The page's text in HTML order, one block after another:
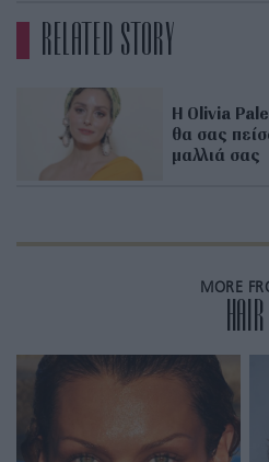
RELATED STORY
Η Olivia
θα σας
μαλλιά σας
MORE
HAIR